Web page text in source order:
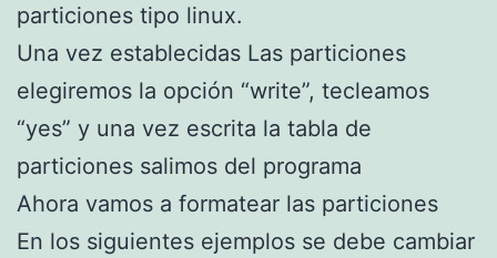
particiones tipo linux.
Una vez establecidas Las particiones
elegiremos la opción “write”, tecleamos
“yes” y una vez escrita la tabla de
particiones salimos del programa
Ahora vamos a formatear las particiones
En los siguientes ejemplos se debe cambiar